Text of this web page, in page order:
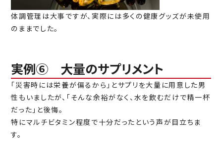
体調管理は大事ですが、実際には多くの健康グッズが未使用
のままでした。
実例⑥ 大量のサプリメント
「災害時には栄養が偏るから」とサプリを大量に用意した男
性もいましたが、「そんな余裕がなく、水を飲むだけで精一杯
だった」と後悔。
特にマルチビタミン程度で十分だったという声が目立ちま
す。